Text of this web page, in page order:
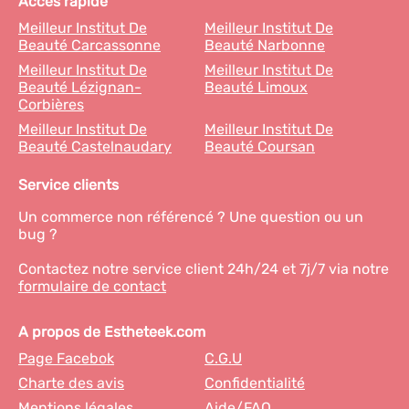
Meilleur Institut De
Beauté Carcassonne
Meilleur Institut De
Beauté Narbonne
Meilleur Institut De
Beauté Lézignan-
Corbières
Meilleur Institut De
Beauté Limoux
Meilleur Institut De
Beauté Castelnaudary
Meilleur Institut De
Beauté Coursan
Service clients
Un commerce non référencé ? Une question ou un
bug ?
Contactez notre service client 24h/24 et 7j/7 via notre
formulaire de contact
A propos de Estheteek.com
Page Facebok
C.G.U
Charte des avis
Confidentialité